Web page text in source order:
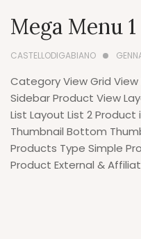
Mega Menu 1
CASTELLODIGABIANO
Category View Grid
Sidebar Product View
List Layout List 2
Thumbnail Bottom
Products Type Simple
Product External &